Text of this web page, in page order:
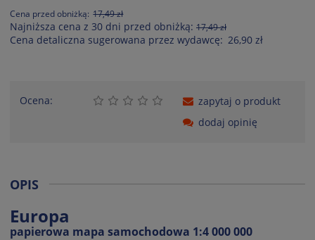
Cena przed obniżką: 17,49 zł
Najniższa cena z 30 dni przed obniżką: 17,49 zł
Cena detaliczna sugerowana przez wydawcę: 26,90 zł
Ocena:
zapytaj o produkt
dodaj opinię
OPIS
Europa
papierowa mapa samochodowa 1:4 000 000